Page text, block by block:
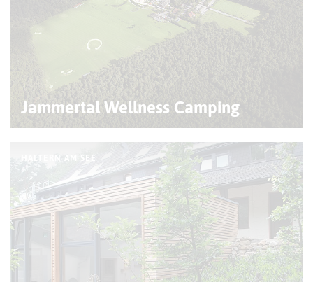
Jammertal Wellness Camping
HALTERN AM SEE